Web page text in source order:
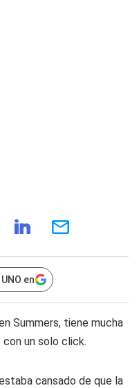
en
Summers, tiene mucha
un solo click.
cansado de que la